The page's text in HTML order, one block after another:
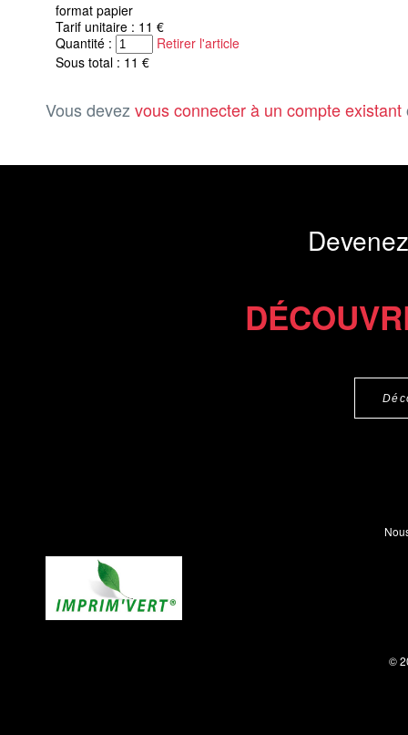
format papier
Tarif unitaire : 11 €
Quantité :
Retirer l'article
Sous total : 11 €
Vous devez vous connecter à un compte existant
©